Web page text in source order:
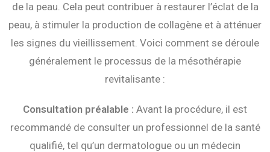
de la peau. Cela peut contribuer à restaurer l’éclat de la
peau, à stimuler la production de collagène et à atténuer
les signes du vieillissement. Voici comment se déroule
généralement le processus de la mésothérapie
revitalisante :
Consultation préalable : Avant la procédure, il est
recommandé de consulter un professionnel de la santé
qualifié, tel qu’un dermatologue ou un médecin